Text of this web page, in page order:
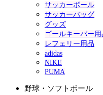
サッカーボール
サッカーバッグ
グッズ
ゴールキーパー用
レフェリー用品
adidas
NIKE
PUMA
野球・ソフトボール